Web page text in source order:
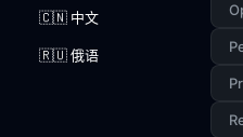
🇨🇳 中文
🇷🇺 俄语